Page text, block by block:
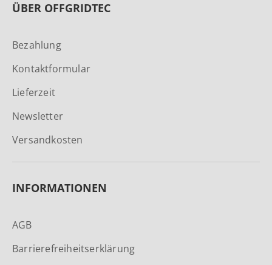
ÜBER OFFGRIDTEC
Bezahlung
Kontaktformular
Lieferzeit
Newsletter
Versandkosten
INFORMATIONEN
AGB
Barrierefreiheitserklärung